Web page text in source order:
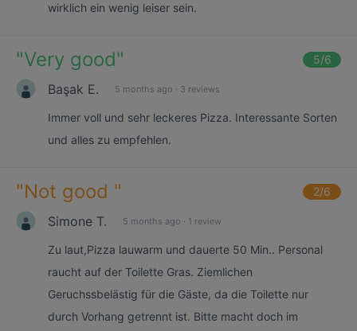
wirklich ein wenig leiser sein.
"Very good" 5/6
Başak E. 5 months ago · 3 reviews
Immer voll und sehr leckeres Pizza. Interessante Sorten
und alles zu empfehlen.
"Not good " 2/6
Simone T. 5 months ago · 1 review
Zu laut,Pizza lauwarm und dauerte 50 Min.. Personal
raucht auf der Toilette Gras. Ziemlichen
Geruchssbelästig für die Gäste, da die Toilette nur
durch Vorhang getrennt ist. Bitte macht doch im